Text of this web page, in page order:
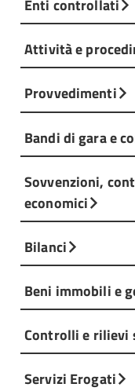
Enti controllati
Attività e
Provvedimenti
Bandi di gara e
Sovvenzioni,
economici
Bilanci
Beni immobili e
Controlli e rilievi
Servizi Erogati